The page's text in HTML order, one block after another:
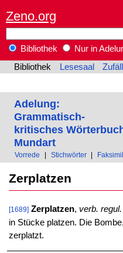
Zeno.org
Bibliothek
Nur in
Bibliothek
Lesesaal
Adelung:
Grammatisch-
kritisches
Mundart
Vorrede Stichwörter
Zerplatzen
[1689] Zerplatzen, verb.
in Stücke platzen. Die
zerplatzt.